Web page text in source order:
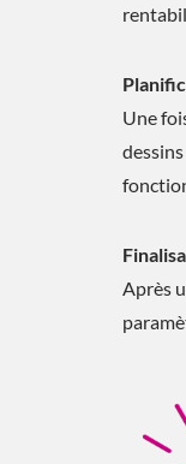
Une
Après